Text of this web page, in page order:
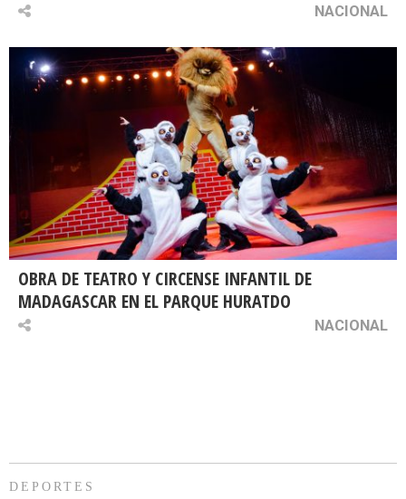
NACIONAL
OBRA DE TEATRO Y CIRCENSE INFANTIL DE
MADAGASCAR EN EL PARQUE HURATDO
NACIONAL
DEPORTES